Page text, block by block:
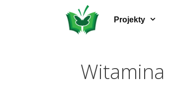
Projekty
Witamina